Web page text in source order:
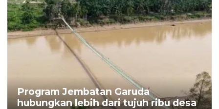
Program Jembatan Garuda
hubungkan lebih dari tujuh ribu desa